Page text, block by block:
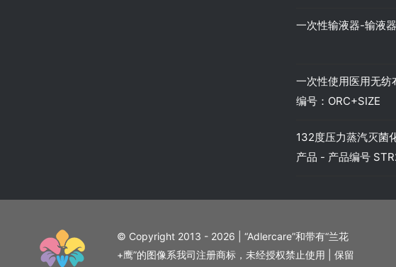
一次性输液器-输液
一次性使用医用无
编号：ORC+SIZE
132度压力蒸汽灭菌
产品 - 产品编号
© Copyright 2013 - 2026 | “Adlercare”和带有“兰花
+鹰”的图像系我司注册商标，未经授权禁止使用 | 保留